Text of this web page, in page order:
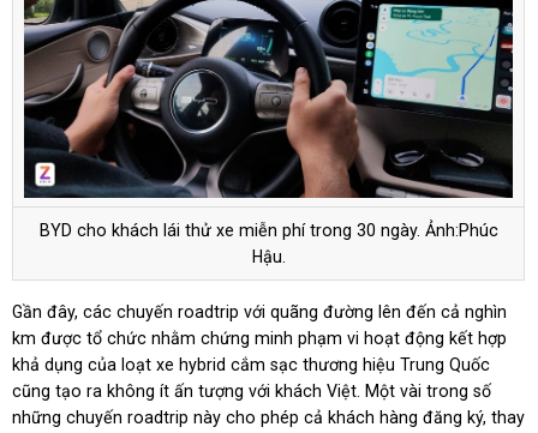
BYD cho khách lái thử xe miễn phí trong 30 ngày. Ảnh:Phúc
Hậu.
Gần đây, các chuyến roadtrip với quãng đường lên đến cả nghìn
km được tổ chức nhằm chứng minh phạm vi hoạt động kết hợp
khả dụng của loạt xe hybrid cắm sạc thương hiệu Trung Quốc
cũng tạo ra không ít ấn tượng với khách Việt. Một vài trong số
những chuyến roadtrip này cho phép cả khách hàng đăng ký, thay